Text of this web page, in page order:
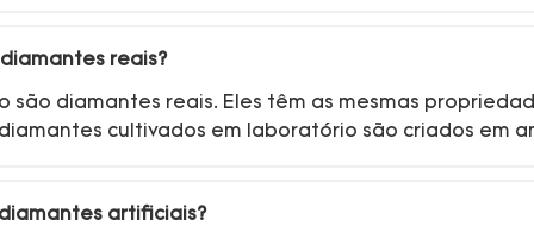
reais?
são diamantes reais. Eles têm as mesmas
cultivados em laboratório são criados em
artificiais?